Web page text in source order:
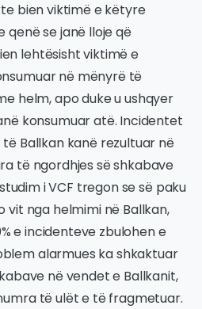
bien viktimë e këtyre
qenë se janë lloje që
lehtësisht viktimë e
në mënyrë të
helm, apo duke u ushqyer
konsumuar atë. Incidentet
Ballkan kanë rezultuar në
të ngordhjes së shkabave
i VCF tregon se së paku
vit nga helmimi në Ballkan,
e incidenteve zbulohen e
alarmues ka shkaktuar
në vendet e Ballkanit,
të ulët e të fragmetuar.